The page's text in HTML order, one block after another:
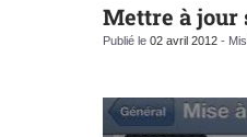
Mettre à jour
Publié le 02 avril 2012 -